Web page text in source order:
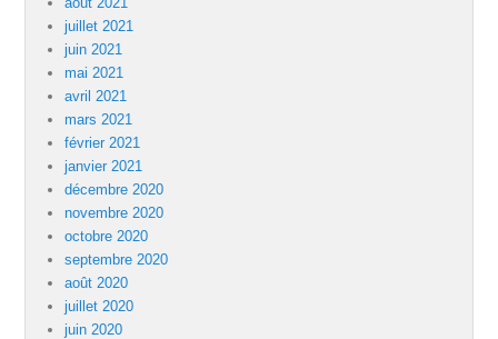
juillet 2021
juin 2021
mai 2021
avril 2021
mars 2021
février 2021
janvier 2021
décembre 2020
novembre 2020
octobre 2020
septembre 2020
août 2020
juillet 2020
juin 2020